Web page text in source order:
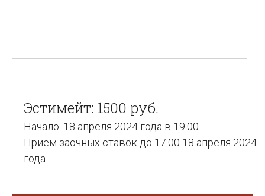
Эстимейт: 1500 руб.
Начало: 18 апреля 2024 года в 19:00
Прием заочных ставок до 17:00 18 апреля 2024
года